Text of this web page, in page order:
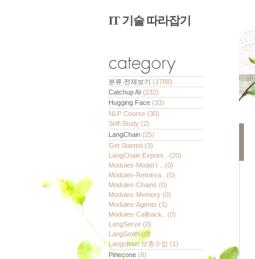
IT 기술 따라잡기
분류 전체보기 (1788)
Catchup AI (232)
Hugging Face (33)
NLP Course (30)
Self-Study (2)
LangChain (25)
Get Started (3)
LangChain Expres.. (20)
Modules-Model I .. (0)
Modules-Retrieva.. (0)
Modules-Chains (0)
Modules-Memory (0)
Modules-Agents (1)
Modules-Callback.. (0)
LangServe (0)
LangSmith(0)
Langchain 보충수업 (1)
Pinecone (8)